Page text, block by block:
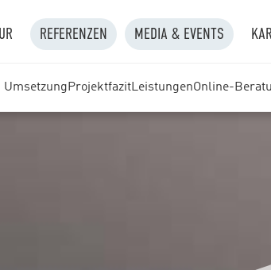
REFERENZEN MEDIA & EVENTS
UmsetzungProjektfazitLeistungenOnline-